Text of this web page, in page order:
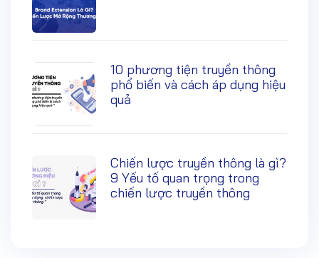
10 phương tiện truyền thông
phổ biến và cách áp dụng hiệu
quả
Chiến lược truyền thông là gì?
9 Yếu tố quan trọng trong
chiến lược truyền thông